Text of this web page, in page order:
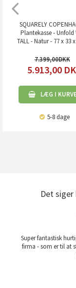
SQUARELY
Plantekasse - Unfold
TALL - Natur - 77 x 33
7.399,00
5.913,00
LÆG I
5-8 dage
Det
Super fantastisk
firma - som er til at